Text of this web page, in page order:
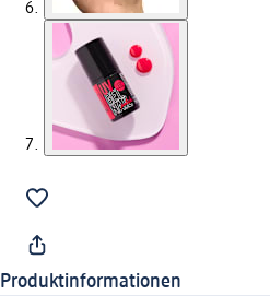
Produktinformationen